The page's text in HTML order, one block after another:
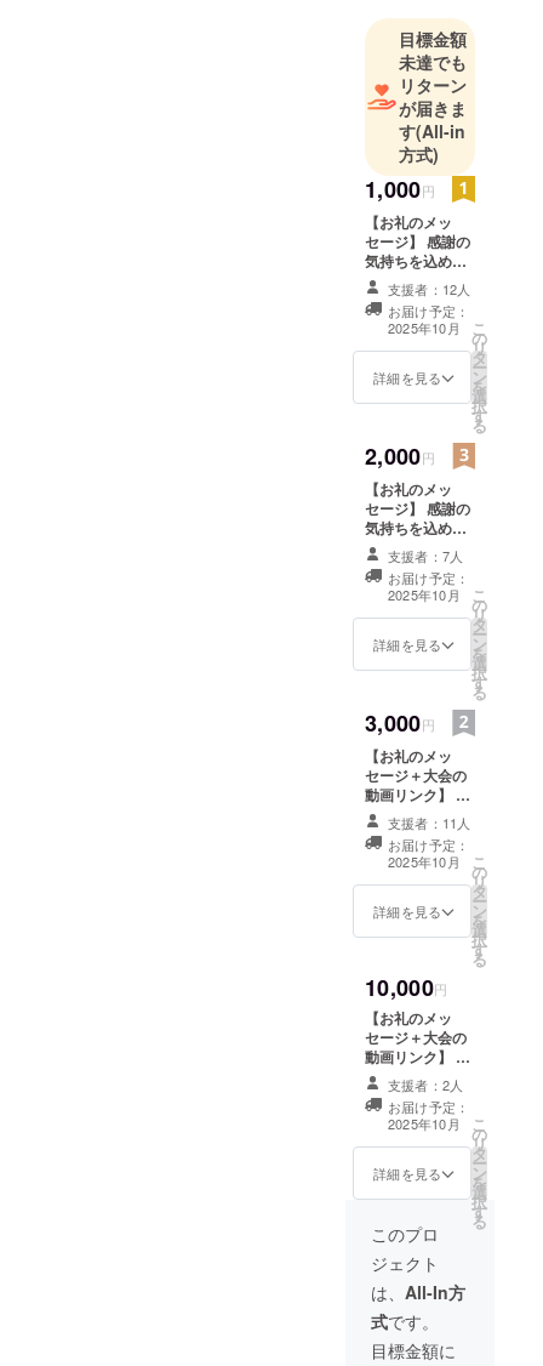
目標金額
未達でも
リターン
が届きま
す(All-in
方式)
1,000円
【お礼のメッ
セージ】 感謝の
気持ちを込め
て、お礼のメッ
セージをお送り
します。
支援者：12人
お届け予定：
2025年10月
詳細を見る
こ
の
リ
タ
ー
ン
を
選
択
す
る
2,000円
【お礼のメッ
セージ】 感謝の
気持ちを込め
て、お礼のメッ
セージをお送り
します。 ※この
リターンは1000
円のリターンと
同じ内容になり
支援者：7人
お届け予定：
2025年10月
詳細を見る
こ
の
リ
タ
ー
ン
を
選
択
す
る
3,000円
【お礼のメッ
セージ＋大会の
動画リンク】 感
謝の気持ちを込
めて、お礼の
メッセージと大
会の動画をお送
りします。
支援者：11人
お届け予定：
2025年10月
詳細を見る
こ
の
リ
タ
ー
ン
を
選
択
す
る
10,000円
【お礼のメッ
セージ＋大会の
動画リンク】 感
謝の気持ちを込
めて、お礼の
メッセージと大
会の動画をお送
りします。 ※こ
のリターンは
3000円のリター
なります。
支援者：2人
お届け予定：
2025年10月
詳細を見る
こ
の
リ
タ
ー
ン
を
選
択
す
る
このプロ
ジェクト
は、 All-In方
式です。
目標金額に